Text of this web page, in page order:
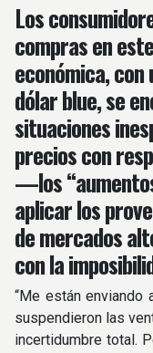
Los
compras en
económica,
dólar blue, se
situaciones
precios con
—los
aplicar los
de mercados
con la
“Me están enviando
suspendieron las
incertidumbre total.